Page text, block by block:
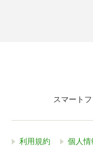
スマート
利用規約 個人情